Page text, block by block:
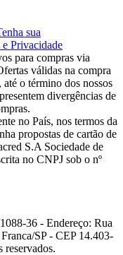
sua
e Privacidade
para compras via
válidas na compra
o término dos nossos
divergências de
no País, nos termos da
propostas de cartão de
S.A Sociedade de
no CNPJ sob o nº
36 - Endereço: Rua
SP - CEP 14.403-